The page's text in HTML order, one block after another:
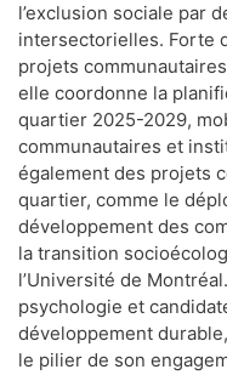
l’exclusion sociale par
intersectorielles. Forte
projets
elle coordonne la
quartier 2025-2029,
communautaires et
également des projets
quartier, comme le
développement des
la transition
l’Université de
psychologie et
développement
le pilier de son